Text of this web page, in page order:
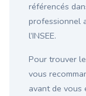
référencés
professionnel
l’INSEE.
Pour trouver
vous
avant de vous